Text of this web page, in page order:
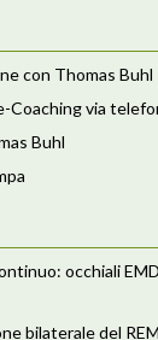
con Thomas Buhl
Coaching via
Buhl
occhiali
bilaterale del